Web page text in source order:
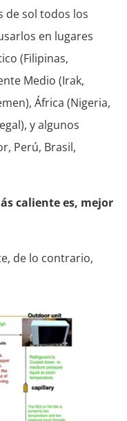
de sol todos los
en lugares
(Filipinas,
Medio (Irak,
África (Nigeria,
y algunos
Perú, Brasil,
caliente es, mejor
de lo contrario,